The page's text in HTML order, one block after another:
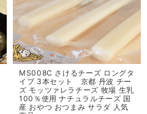
MS008C さけるチーズ ロングタ
イプ 3本セット 京都 丹波 チー
ズ モッツァレラチーズ 牧場 生乳
100％使用 ナチュラルチーズ 国
産 おやつ おつまみ サラダ 人気